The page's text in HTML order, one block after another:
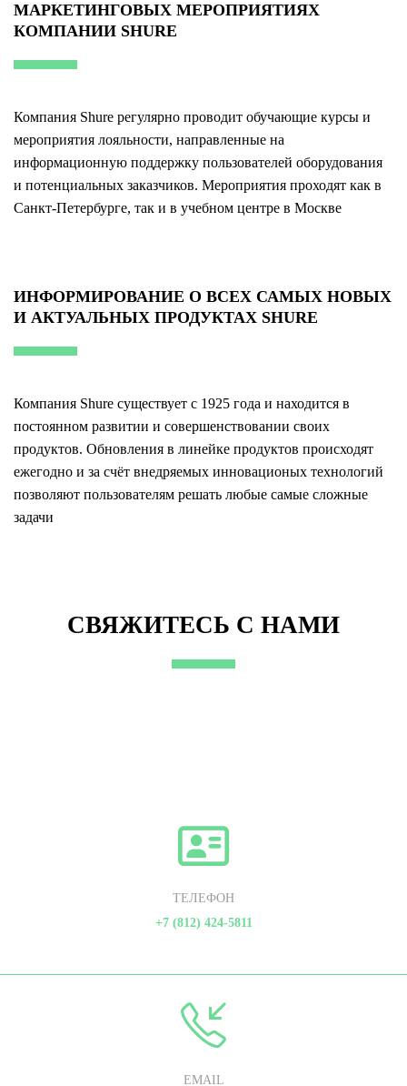
МАРКЕТИНГОВЫХ МЕРОПРИЯТИЯХ
КОМПАНИИ SHURE
Компания Shure регулярно проводит обучающие курсы и
мероприятия лояльности, направленные на
информационную поддержку пользователей оборудования
и потенциальных заказчиков. Мероприятия проходят как в
Санкт-Петербурге, так и в учебном центре в Москве
ИНФОРМИРОВАНИЕ О ВСЕХ САМЫХ НОВЫХ
И АКТУАЛЬНЫХ ПРОДУКТАХ SHURE
Компания Shure существует с 1925 года и находится в
постоянном развитии и совершенствовании своих
продуктов. Обновления в линейке продуктов происходят
ежегодно и за счёт внедряемых инновационых технологий
позволяют пользователям решать любые самые сложные
задачи
СВЯЖИТЕСЬ С НАМИ
ТЕЛЕФОН
+7 (812) 424-5811
EMAIL